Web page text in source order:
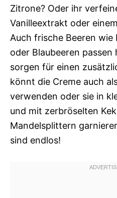
Zitrone? Oder ihr
Vanilleextrakt oder
Auch frische Beeren wie
oder Blaubeeren
sorgen für einen
könnt die Creme auch
verwenden oder sie in
und mit zerbröselten
Mandelsplittern
sind endlos!